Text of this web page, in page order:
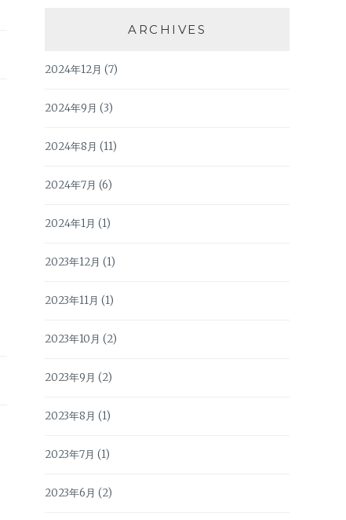
ARCHIVES
2024年12月 (7)
2024年9月 (3)
2024年8月 (11)
2024年7月 (6)
2024年1月 (1)
2023年12月 (1)
2023年11月 (1)
2023年10月 (2)
2023年9月 (2)
2023年8月 (1)
2023年7月 (1)
2023年6月 (2)